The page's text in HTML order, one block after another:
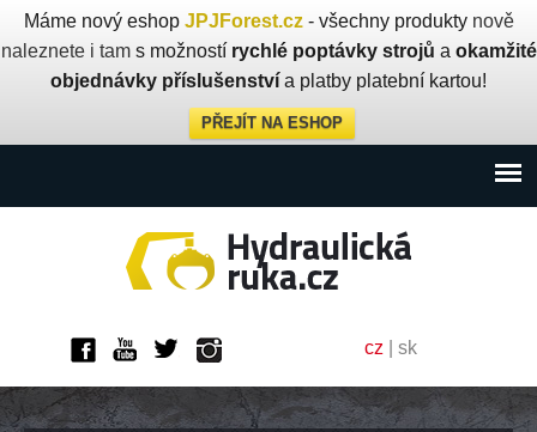
Máme nový eshop JPJForest.cz- všechny produkty nově
naleznete i tams možností rychlé poptávky strojů a okamžité
objednávky příslušenství a platby platební kartou!
PŘEJÍT NA ESHOP
cz sk